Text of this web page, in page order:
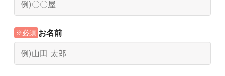
必須 お名前